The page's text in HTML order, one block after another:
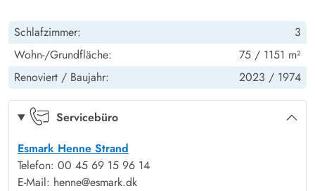
Muss für Naturliebhaber ist der Filsø, und Pferdeliebhaber
werden einen Ausritt durch Wald und die Heide oder an den
Strand in der herumliegenden Natur lieben. Denn es gibt direkt
in Henneby einen Islandpferdereiterhof.
Mit Angelseen, Golfplatz, Glaswerkstatt und vielen weiteren
Angeboten gibt es in der unmittelbaren Umgebung viel zu
Besuch wert: Hier gibt es gute Einkaufsmöglichkeiten, eine
fantastische kleine Eisdiele und viele gute Restaurants – direkt
Schlafzimmer:
3
Wohn-/Grundfläche:
75 / 1151 m²
Renoviert / Baujahr: 2023 / 1974
Servicebüro
Esmark Henne Strand
Telefon: 00 45 69 15 96 14
E-Mail: henne@esmark.dk
Terrasse: überdacht Ja
Radio Ja
Sat-TV (Einige deutsche und dänische
Fernsehprogramme)
Ja
Fußboden: Teppich - Schlafzimmer
Hochstuhl 1
Schaukeln Ja